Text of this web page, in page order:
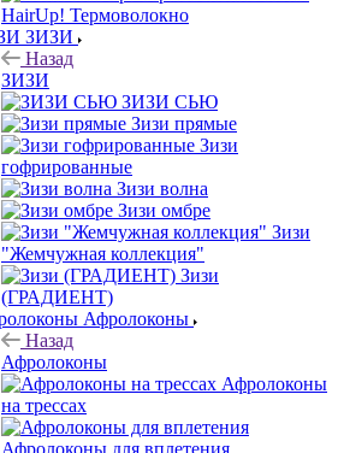
HairUp! Термоволокно
ЗИЗИ
Назад
ЗИЗИ
ЗИЗИ СЬЮ
Зизи прямые
Зизи
гофрированные
Зизи волна
Зизи омбре
Зизи
"Жемчужная коллекция"
Зизи
(ГРАДИЕНТ)
Афролоконы
Назад
Афролоконы
Афролоконы
на трессах
Афролоконы для вплетения